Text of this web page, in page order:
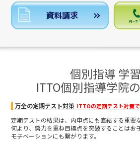
資料請求 月～
個別指導 学
ITTO個別指導学院
万全の定期テスト対策 ITTOの定期テスト対策で
定期テストの結果は、内申点にも直結する重要
何より、努力を重ね目標点を突破することはお
モチベーションにも繋がります。